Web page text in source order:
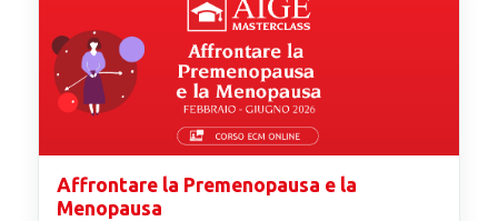
Affrontare la Premenopausa e la
Menopausa